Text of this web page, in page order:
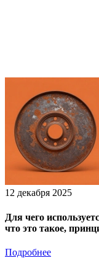
12 декабря 2025
Для чего
что это такое,
Подробнее